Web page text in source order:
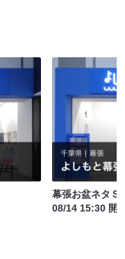
幕張お盆ネタＳ
08/14 15:30 開